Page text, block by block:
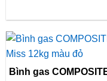
Bình gas